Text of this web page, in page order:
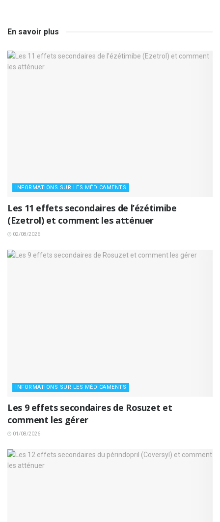
En savoir plus
INFORMATIONS SUR LES MÉDICAMENTS
Les 11 effets secondaires de l’ézétimibe
(Ezetrol) et comment les atténuer
02/08/2026
INFORMATIONS SUR LES MÉDICAMENTS
Les 9 effets secondaires de Rosuzet et
comment les gérer
01/08/2026